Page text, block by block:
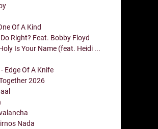
Of A Kind
Right? Feat. Bobby Floyd
Is Your Name (feat. Heidi ...
Edge Of A Knife
2026
Nada